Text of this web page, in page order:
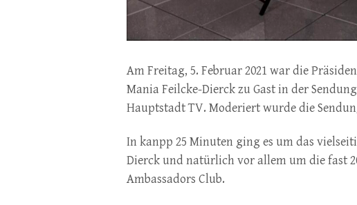
Am Freitag, 5. Februar 2021 war die
Mania Feilcke-Dierck zu Gast in der
Hauptstadt TV. Moderiert wurde die
In kanpp 25 Minuten ging es um das
Dierck und natürlich vor allem um die fast
Ambassadors Club.